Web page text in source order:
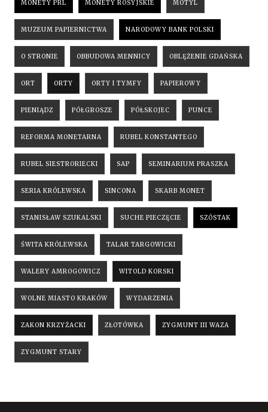
MONETY PRL MONETY ROSYJSKIE MOTYL
MUZEUM PAPIERNICTWA NARODOWY BANK POLSKI
O STRONIE OBBUDOWA MENNICY OBLĘŻENIE GDAŃSKA
ORT ORTY ORTY I TYMFY PAPIEROWY
PIENIĄDZ PÓŁGROSZE PÓŁSKOJEC PUNCE
REFORMA MONETARNA RUBEL KONSTANTEGO
RUBEL SIESTRORIECKI SAP SEMINARIUM PRASZKA
SERIA KRÓLEWSKA SINCONA SKARB MONET
STANISŁAW SZUKALSKI SUCHE PIECZĘCIE SZÓSTAK
ŚWITA KRÓLEWSKA TALAR TARGOWICKI
WALERY AMROGOWICZ WITOLD KORSKI
WOLNE MIASTO KRAKÓW WYDARZENIA
ZAKON KRZYŻACKI ZŁOTÓWKA ZYGMUNT III WAZA
ZYGMUNT STARY